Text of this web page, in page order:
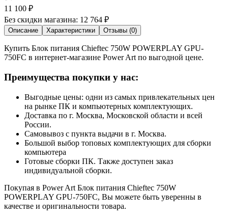
11 100 ₽
Без скидки магазина: 12 764 ₽
Описание Характеристики Отзывы (0)
Купить Блок питания Chieftec 750W POWERPLAY GPU-
750FC в интернет-магазине Power Art по выгодной цене.
Преимущества покупки у нас:
Выгодные цены: одни из самых привлекательных цен
на рынке ПК и компьютерных комплектующих.
Доставка по г. Москва, Московской области и всей
России.
Самовывоз с пункта выдачи в г. Москва.
Большой выбор топовых комплектующих для сборки
компьютера
Готовые сборки ПК. Также доступен заказ
индивидуальной сборки.
Покупая в Power Art Блок питания Chieftec 750W
POWERPLAY GPU-750FC, Вы можете быть уверенны в
качестве и оригинальности товара.